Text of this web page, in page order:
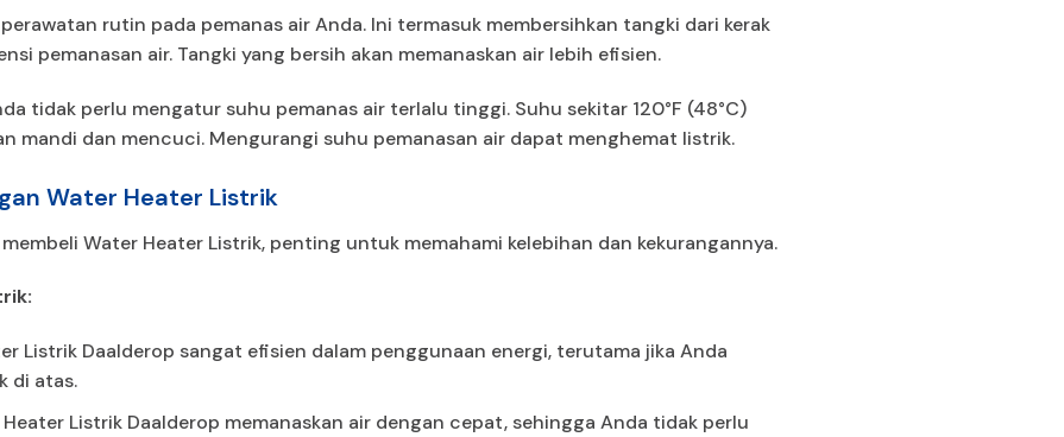
perawatan rutin pada pemanas air Anda. Ini termasuk membersihkan tangki dari kerak
pemanasan air. Tangki yang bersih akan memanaskan air lebih efisien.
tidak perlu mengatur suhu pemanas air terlalu tinggi. Suhu sekitar 120°F (48°C)
mandi dan mencuci. Mengurangi suhu pemanasan air dapat menghemat listrik.
Water Heater Listrik
Water Heater Listrik, penting untuk memahami kelebihan dan kekurangannya.
Listrik Daalderop sangat efisien dalam penggunaan energi, terutama jika Anda
di atas.
Heater Listrik Daalderop memanaskan air dengan cepat, sehingga Anda tidak perlu